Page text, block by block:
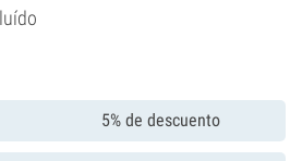
5% de descuento